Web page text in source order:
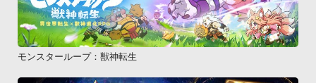
モンスターループ：獣神転生